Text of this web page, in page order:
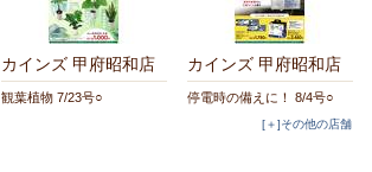
カインズ 甲府昭和店
観葉植物 7/23号○
カインズ 甲府昭和店
停電時の備えに！ 8/4号○
[＋]その他の店舗